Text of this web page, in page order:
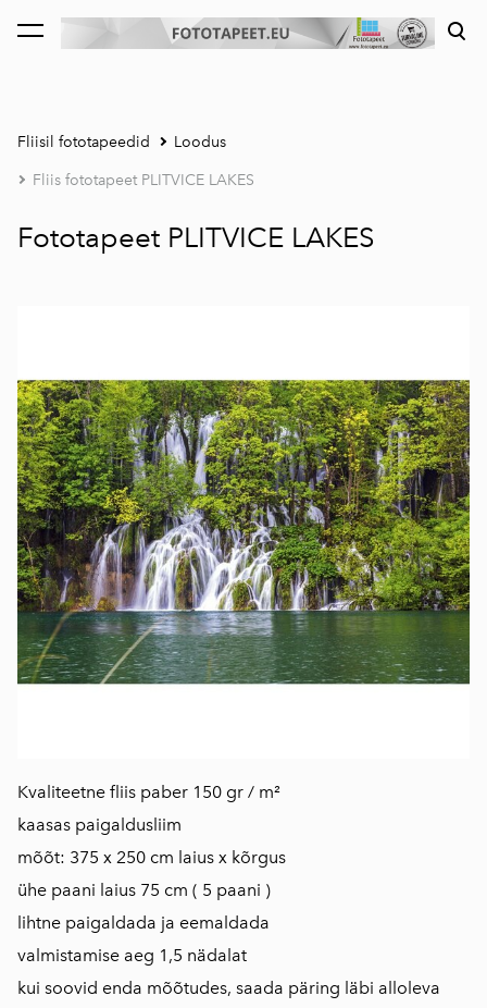
lisati ostukorvi. Vaata ostukorvi
Fliisil fototapeedid Loodus
Fliis fototapeet PLITVICE LAKES
Fototapeet PLITVICE LAKES
Kvaliteetne fliis paber 150 gr / m²
kaasas paigaldusliim
mõõt: 375 x 250 cm laius x kõrgus
ühe paani laius 75 cm ( 5 paani )
lihtne paigaldada ja eemaldada
valmistamise aeg 1,5 nädalat
kui soovid enda mõõtudes, saada päring läbi alloleva